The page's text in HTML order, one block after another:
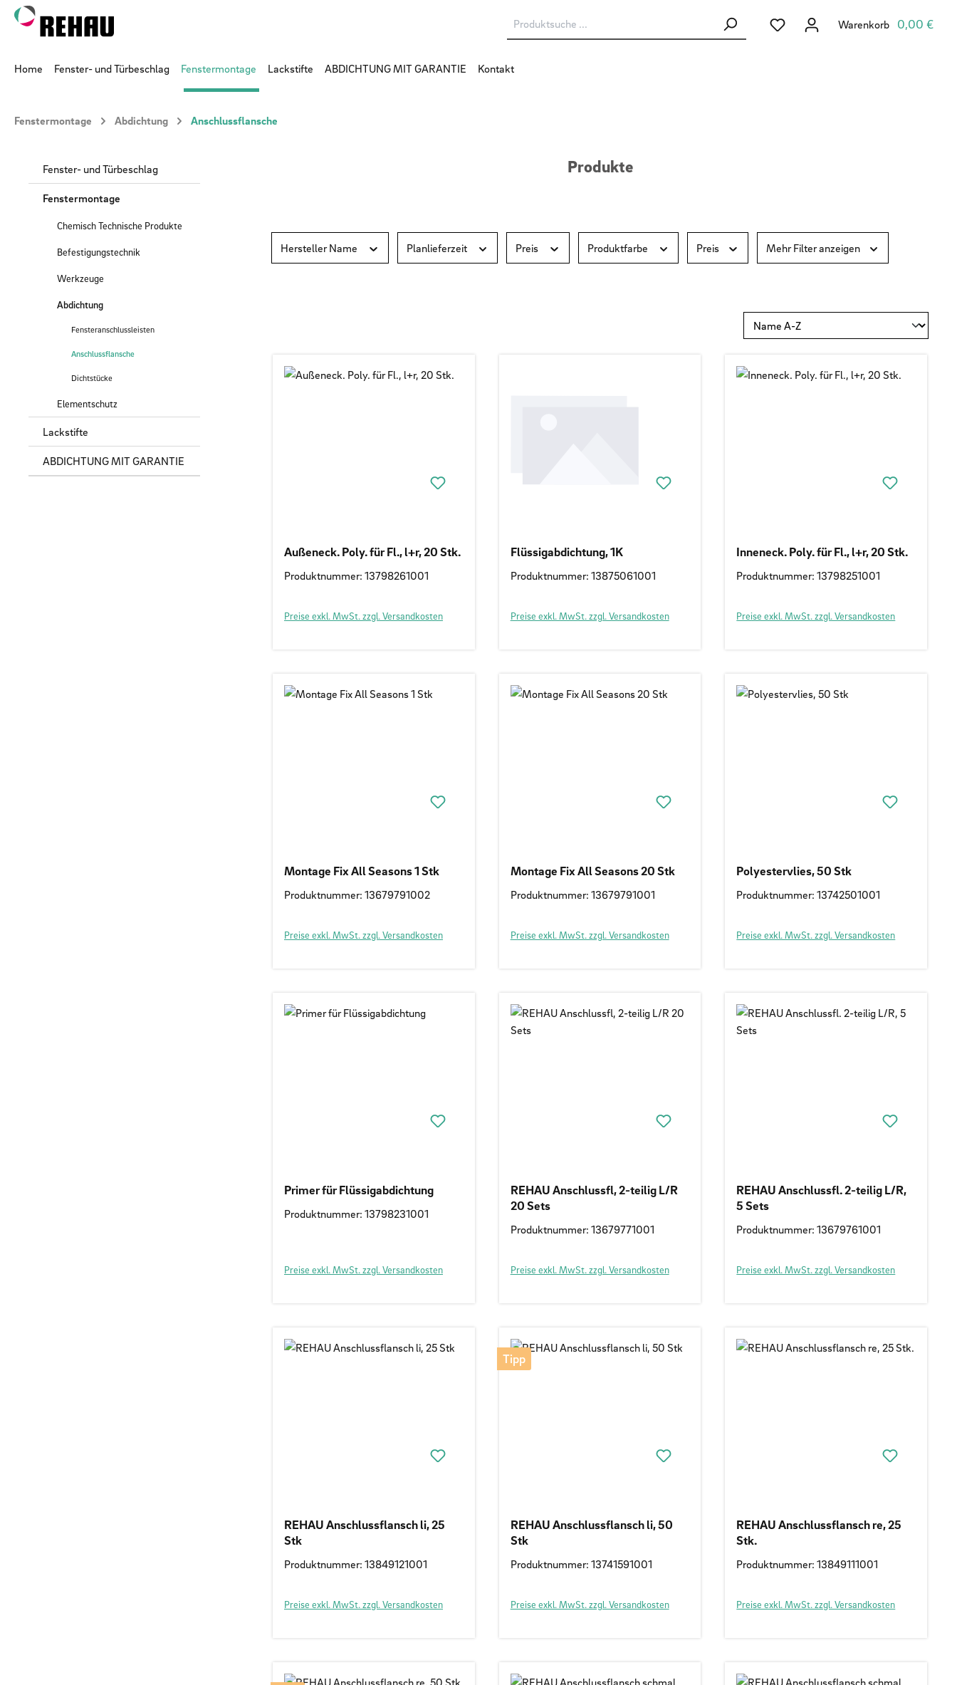
Hauptinhalt springen
Zur Suche springen
Zur Hauptnavigation springen
Du hast 0 Produkte auf dem
Warenkorb 0,00 €
Home Fenster- und Türbeschlag Fenstermontage Lackstifte ABDICHTUNG MIT GARANTIE Kontakt
Fenstermontage Abdichtung Anschlussflansche
Fenster- und Türbeschlag
Fenstermontage
Chemisch Technische Produkte
Befestigungstechnik
Werkzeuge
Abdichtung
Fensteranschlussleisten
Anschlussflansche
Dichtstücke
Elementschutz
Lackstifte
ABDICHTUNG MIT GARANTIE
Produkte
Hersteller Name Planlieferzeit Preis Produktfarbe Preis Mehr Filter anzeigen
Außeneck. Poly. für Fl., l+r, 20 Stk.
Produktnummer: 13798261001
Preise exkl. MwSt. zzgl. Versandkosten
Flüssigabdichtung, 1K
Produktnummer: 13875061001
Preise exkl. MwSt. zzgl. Versandkosten
Inneneck. Poly. für Fl., l+r, 20 Stk.
Produktnummer: 13798251001
Preise exkl. MwSt. zzgl. Versandkosten
Montage Fix All Seasons 1 Stk
Produktnummer: 13679791002
Preise exkl. MwSt. zzgl. Versandkosten
Montage Fix All Seasons 20 Stk
Produktnummer: 13679791001
Preise exkl. MwSt. zzgl. Versandkosten
Polyestervlies, 50 Stk
Produktnummer: 13742501001
Preise exkl. MwSt. zzgl. Versandkosten
Primer für Flüssigabdichtung
Produktnummer: 13798231001
Preise exkl. MwSt. zzgl. Versandkosten
REHAU Anschlussfl, 2-teilig L/R
20 Sets
Produktnummer: 13679771001
Preise exkl. MwSt. zzgl. Versandkosten
REHAU Anschlussfl. 2-teilig L/R,
5 Sets
Produktnummer: 13679761001
Preise exkl. MwSt. zzgl. Versandkosten
REHAU Anschlussflansch li, 25
Stk
Produktnummer: 13849121001
Preise exkl. MwSt. zzgl. Versandkosten
Tipp
REHAU Anschlussflansch li, 50
Stk
Produktnummer: 13741591001
Preise exkl. MwSt. zzgl. Versandkosten
REHAU Anschlussflansch re, 25
Stk.
Produktnummer: 13849111001
Preise exkl. MwSt. zzgl. Versandkosten